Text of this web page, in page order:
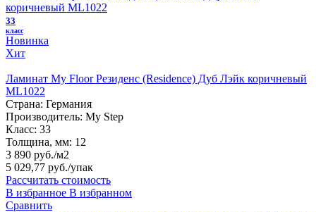
33
класс
Новинка
Хит
Ламинат My Floor Резиденс (Residence) Дуб Лэйк коричневый
ML1022
Страна: Германия
Производитель: My Step
Класс: 33
Толщина, мм: 12
3 890 руб./м2
5 029,77 руб./упак
Рассчитать стоимость
В избранное В избранном
Сравнить